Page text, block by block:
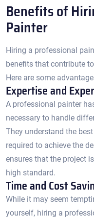
Benefits of
Painter
Hiring a professional
benefits that contribute
Here are some
Expertise and
A professional painter
necessary to handle
They understand the
required to achieve the
ensures that the project
high standard.​
Time and Cost
While it may seem
yourself, hiring a